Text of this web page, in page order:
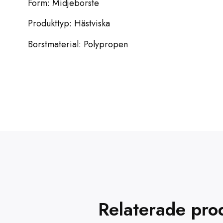
Form: Midjeborste
Produkttyp: Hästviska
Borstmaterial: Polypropen
Relaterade